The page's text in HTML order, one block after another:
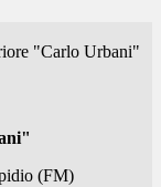
"Carlo Urbani"
(FM)